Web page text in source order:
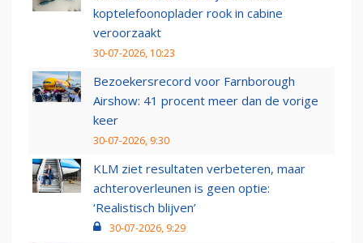
koptelefoonoplader rook in cabine
veroorzaakt
30-07-2026, 10:23
Bezoekersrecord voor Farnborough
Airshow: 41 procent meer dan de vorige
keer
30-07-2026, 9:30
KLM ziet resultaten verbeteren, maar
achteroverleunen is geen optie:
‘Realistisch blijven’
30-07-2026, 9:29